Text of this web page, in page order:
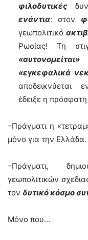
φιλοδυτικές
ενάντια: στον
γεωπολιτικό
Ρωσίας! Τη
«αυτονομείται»
«εγκεφαλικά
αποδεικνύεται
έδειξε η
–Πράγματι η
μόνο για την Ελλάδα.
–Πράγματι,
γεωπολιτικών
τον δυτικό κόσμο
Μόνο που…